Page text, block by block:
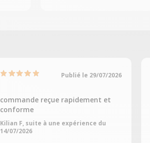
Publié le 29/07/2026
commande reçue rapidement et
conforme
Kilian F, suite à une expérience du
14/07/2026